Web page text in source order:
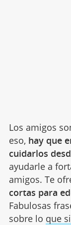
Los amigos
eso, hay que
cuidarlos
ayudarle a
amigos. Te
cortas para
Fabulosas
sobre lo que